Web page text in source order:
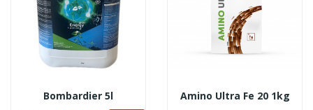
Bombardier 5l
Amino Ultra Fe 20 1kg